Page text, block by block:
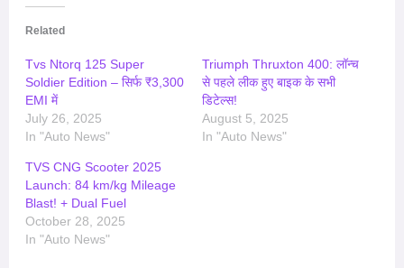
Related
Tvs Ntorq 125 Super
Soldier Edition – सिर्फ ₹3,300
EMI में
July 26, 2025
In "Auto News"
Triumph Thruxton 400: लॉन्च
से पहले लीक हुए बाइक के सभी
डिटेल्स!
August 5, 2025
In "Auto News"
TVS CNG Scooter 2025
Launch: 84 km/kg Mileage
Blast! + Dual Fuel
October 28, 2025
In "Auto News"